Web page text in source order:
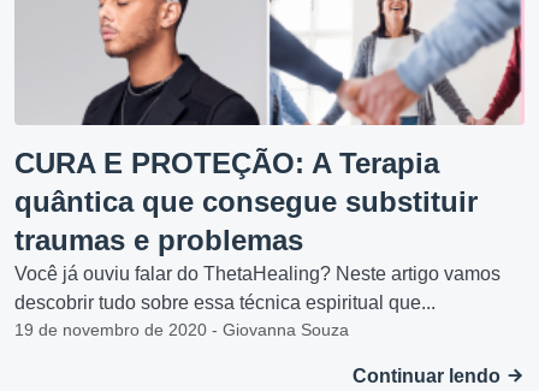
CURA E PROTEÇÃO: A Terapia
quântica que consegue substituir
traumas e problemas
Você já ouviu falar do ThetaHealing? Neste artigo vamos
descobrir tudo sobre essa técnica espiritual que...
19 de novembro de 2020 - Giovanna Souza
Continuar lendo